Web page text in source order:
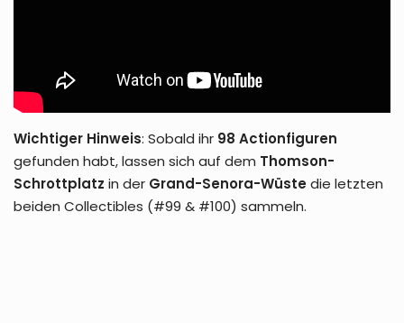
Wichtiger Hinweis: Sobald ihr 98 Actionfiguren
gefunden habt, lassen sich auf dem Thomson-
Schrottplatz in der Grand-Senora-Wüstedie letzten
beiden Collectibles (#99 & #100) sammeln.